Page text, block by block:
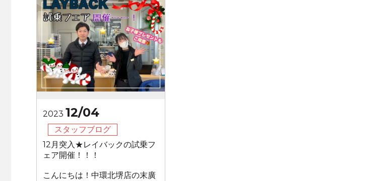
2023 12/04
スタッフブログ
12月突入★レイバックの試乗フ
ェア開催！！！
こんにちは！中環北堺店の末廣